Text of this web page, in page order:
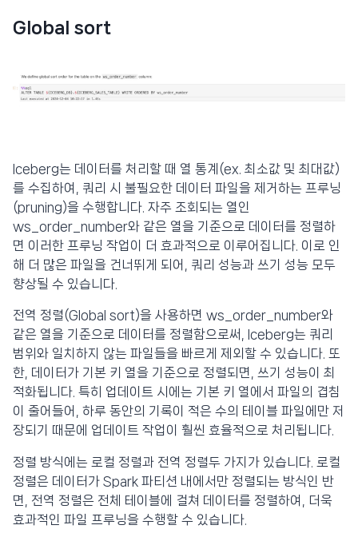
Global sort
Iceberg는 데이터를 처리할 때 열 통계(ex. 최소값 및 최대값)
를 수집하여, 쿼리 시 불필요한 데이터 파일을 제거하는 프루닝
(pruning)을 수행합니다. 자주 조회되는 열인
ws_order_number와 같은 열을 기준으로 데이터를 정렬하
면 이러한 프루닝 작업이 더 효과적으로 이루어집니다. 이로 인
해 더 많은 파일을 건너뛰게 되어, 쿼리 성능과 쓰기 성능 모두
향상될 수 있습니다.
전역 정렬(Global sort)을 사용하면 ws_order_number와
같은 열을 기준으로 데이터를 정렬함으로써, Iceberg는 쿼리
범위와 일치하지 않는 파일들을 빠르게 제외할 수 있습니다. 또
한, 데이터가 기본 키 열을 기준으로 정렬되면, 쓰기 성능이 최
적화됩니다. 특히 업데이트 시에는 기본 키 열에서 파일의 겹침
이 줄어들어, 하루 동안의 기록이 적은 수의 테이블 파일에만 저
장되기 때문에 업데이트 작업이 훨씬 효율적으로 처리됩니다.
정렬 방식에는 로컬 정렬과 전역 정렬두 가지가 있습니다. 로컬
정렬은 데이터가 Spark 파티션 내에서만 정렬되는 방식인 반
면, 전역 정렬은 전체 테이블에 걸쳐 데이터를 정렬하여, 더욱
효과적인 파일 프루닝을 수행할 수 있습니다.